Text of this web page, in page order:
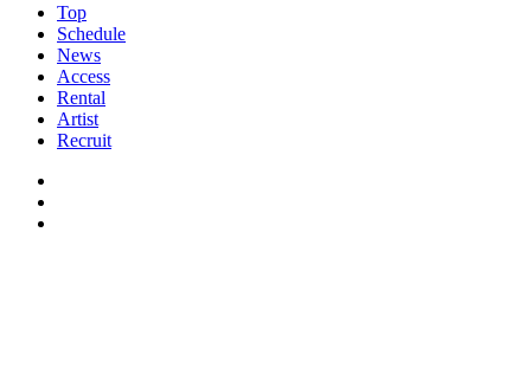
Top
Schedule
News
Access
Rental
Artist
Recruit